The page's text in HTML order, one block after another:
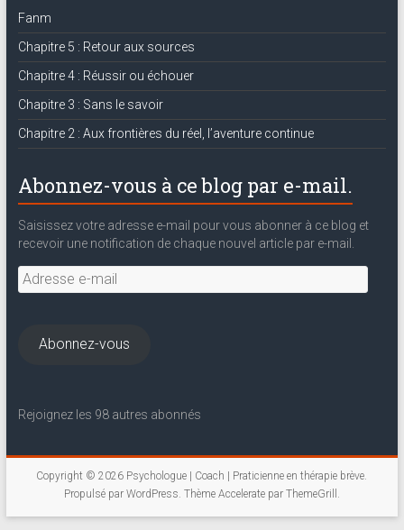
Fanm
Chapitre 5 : Retour aux sources
Chapitre 4 : Réussir ou échouer
Chapitre 3 : Sans le savoir
Chapitre 2 : Aux frontières du réel, l’aventure continue
Abonnez-vous à ce blog par e-mail.
Saisissez votre adresse e-mail pour vous abonner à ce blog et
recevoir une notification de chaque nouvel article par e-mail.
Adresse
e-
Abonnez-vous
Rejoignez les 98 autres abonnés
Copyright © 2026 Psychologue | Coach | Praticienne en thérapie brève.
Propulsé par WordPress. Thème Accelerate par ThemeGrill .